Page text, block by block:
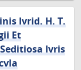
Ivrid. H. T.
Et
Ivris